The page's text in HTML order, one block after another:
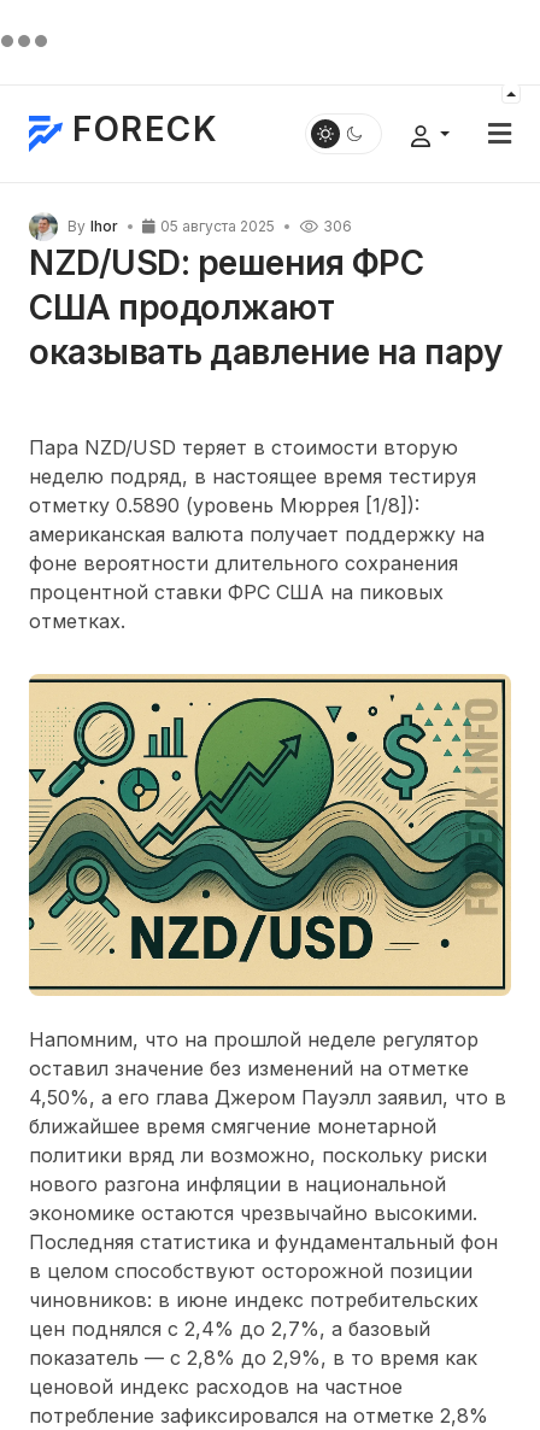
FORECK
By Ihor 05 августа 2025 306
NZD/USD: решения ФРС
США продолжают
оказывать давление на пару
Пара NZD/USD теряет в стоимости вторую
неделю подряд, в настоящее время тестируя
отметку 0.5890 (уровень Мюррея [1/8]):
американская валюта получает поддержку на
фоне вероятности длительного сохранения
процентной ставки ФРС США на пиковых
отметках.
Напомним, что на прошлой неделе регулятор
оставил значение без изменений на отметке
4,50%, а его глава Джером Пауэлл заявил, что в
ближайшее время смягчение монетарной
политики вряд ли возможно, поскольку риски
нового разгона инфляции в национальной
экономике остаются чрезвычайно высокими.
Последняя статистика и фундаментальный фон
в целом способствуют осторожной позиции
чиновников: в июне индекс потребительских
цен поднялся с 2,4% до 2,7%, а базовый
показатель — с 2,8% до 2,9%, в то время как
ценовой индекс расходов на частное
потребление зафиксировался на отметке 2,8%